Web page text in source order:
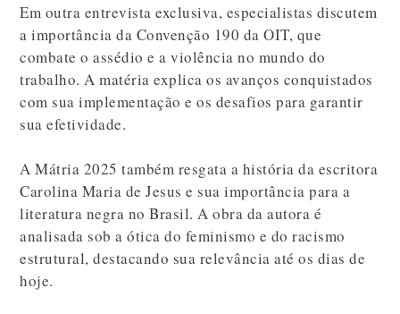
Em outra entrevista exclusiva, especialistas discutem
a importância da Convenção 190 da OIT, que
combate o assédio e a violência no mundo do
trabalho. A matéria explica os avanços conquistados
com sua implementação e os desafios para garantir
sua efetividade.
A Mátria 2025 também resgata a história da escritora
Carolina Maria de Jesus e sua importância para a
literatura negra no Brasil. A obra da autora é
analisada sob a ótica do feminismo e do racismo
estrutural, destacando sua relevância até os dias de
hoje.